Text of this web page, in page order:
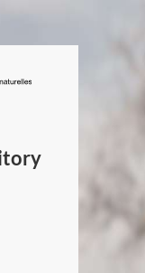
/
Canada